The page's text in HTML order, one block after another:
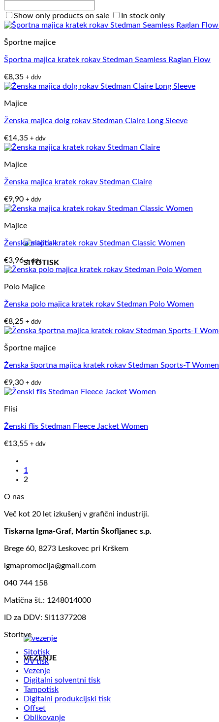
SITOTISK
VEZENJE
Show only products on sale In stock only
Športne majice
Športna majica kratek rokav Stedman Seamless Raglan Flow
€8,35 + ddv
Majice
Ženska majica dolg rokav Stedman Claire Long Sleeve
€14,35 + ddv
Majice
Ženska majica kratek rokav Stedman Claire
€9,90 + ddv
Majice
Ženska majica kratek rokav Stedman Classic Women
€3,96 + ddv
Polo Majice
Ženska polo majica kratek rokav Stedman Polo Women
€8,25 + ddv
Športne majice
Ženska športna majica kratek rokav Stedman Sports-T Women
€9,30 + ddv
Flisi
Ženski flis Stedman Fleece Jacket Women
€13,55 + ddv
1
2
O nas
Več kot 20 let izkušenj v grafični industriji.
Tiskarna Igma-Graf, Martin Škofljanec s.p.
Brege 60, 8273 Leskovec pri Krškem
igmapromocija@gmail.com
040 744 158
Matična št.: 1248014000
ID za DDV: SI11377208
Storitve
Sitotisk
UV tisk
Vezenje
Digitalni solventni tisk
Tampotisk
Digitalni produkcijski tisk
Offset
Oblikovanje